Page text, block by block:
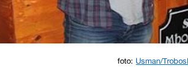
foto: Usman/